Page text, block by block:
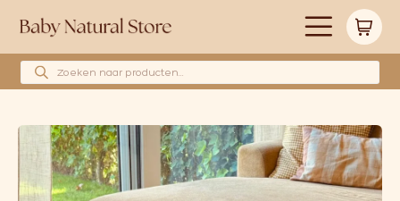
Producten zoeken
Merken
Babyshower cadeau’s